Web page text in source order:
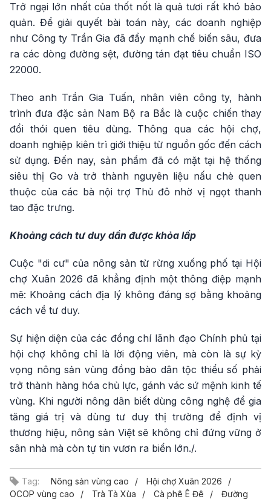
Trở ngại lớn nhất của thốt nốt là quả tươi rất khó bảo
quản. Để giải quyết bài toán này, các doanh nghiệp
như Công ty Trần Gia đã đẩy mạnh chế biến sâu, đưa
ra các dòng đường sệt, đường tán đạt tiêu chuẩn ISO
22000.
Theo anh Trần Gia Tuấn, nhân viên công ty, hành
trình đưa đặc sản Nam Bộ ra Bắc là cuộc chiến thay
đổi thói quen tiêu dùng. Thông qua các hội chợ,
doanh nghiệp kiên trì giới thiệu từ nguồn gốc đến cách
sử dụng. Đến nay, sản phẩm đã có mặt tại hệ thống
siêu thị Go và trở thành nguyên liệu nấu chè quen
thuộc của các bà nội trợ Thủ đô nhờ vị ngọt thanh
tao đặc trưng.
Khoảng cách tư duy dần được khỏa lấp
Cuộc "di cư" của nông sản từ rừng xuống phố tại Hội
chợ Xuân 2026 đã khẳng định một thông điệp mạnh
mẽ: Khoảng cách địa lý không đáng sợ bằng khoảng
cách về tư duy.
Sự hiện diện của các đồng chí lãnh đạo Chính phủ tại
hội chợ không chỉ là lời động viên, mà còn là sự kỳ
vọng nông sản vùng đồng bào dân tộc thiểu số phải
trở thành hàng hóa chủ lực, gánh vác sứ mệnh kinh tế
vùng. Khi người nông dân biết dùng công nghệ để gia
tăng giá trị và dùng tư duy thị trường để định vị
thương hiệu, nông sản Việt sẽ không chỉ đứng vững ở
sân nhà mà còn tự tin vươn ra biển lớn./.
Tag: Nông sản vùng cao
Hội chợ Xuân 2026
OCOP vùng cao
Trà Tà Xùa Cà phê Ê Đê
Đường